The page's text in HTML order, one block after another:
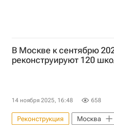
В Москве к сентябрю
реконструируют 120
14 ноября 2025, 16:48 658
Реконструкция Москва